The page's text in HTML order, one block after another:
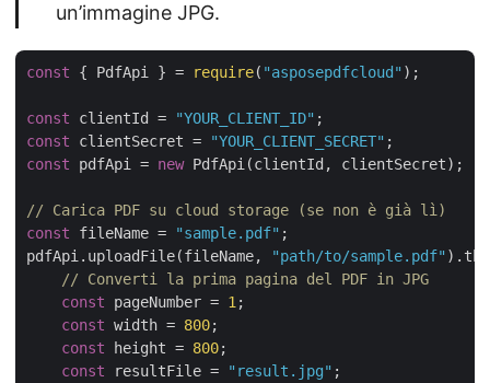
un’immagine JPG.
const { PdfApi } = require( "asposepdfcloud" );
const clientId = "YOUR_CLIENT_ID"
const clientSecret = "YOUR_CLIENT_SECRET"
const pdfApi = new PdfApi(clientId, clientSecret);
// Carica PDF su cloud storage (se non è già lì)
const fileName = "sample.pdf" ;
pdfApi.uploadFile(fileName,
"path/to/sample.pdf"
// Converti la prima pagina del PDF in JPG
const pageNumber = 1 ;
const width = 800;
const height = 800;
const resultFile = "result.jpg" ;